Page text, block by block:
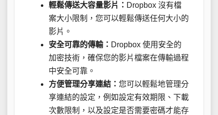
輕鬆傳送大容量影片： Dropbox 沒有檔
案大小限制，您可以輕鬆傳送任何大小的
影片。
安全可靠的傳輸： Dropbox 使用安全的
加密技術，確保您的影片檔案在傳輸過程
中安全可靠。
方便管理分享連結： 您可以輕鬆地管理分
享連結的設定，例如設定有效期限、下載
次數限制，以及設定是否需要密碼才能存